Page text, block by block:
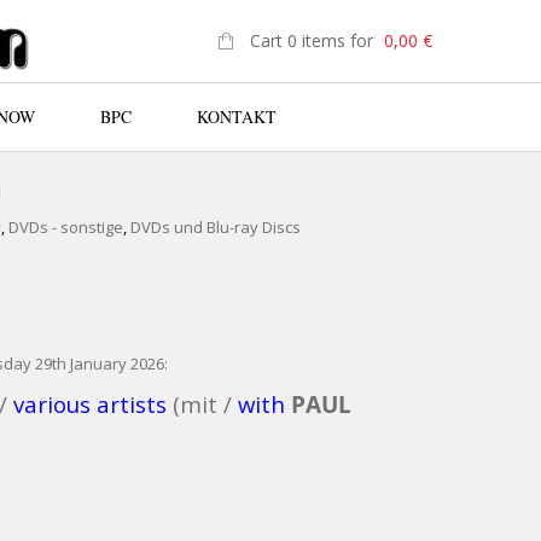
Cart 0 items for 0,00 €
BPC KONTAKT
, DVDs - sonstige, DVDs und Blu-ray Discs
29th January 2026:
various artists (mit / with PAUL